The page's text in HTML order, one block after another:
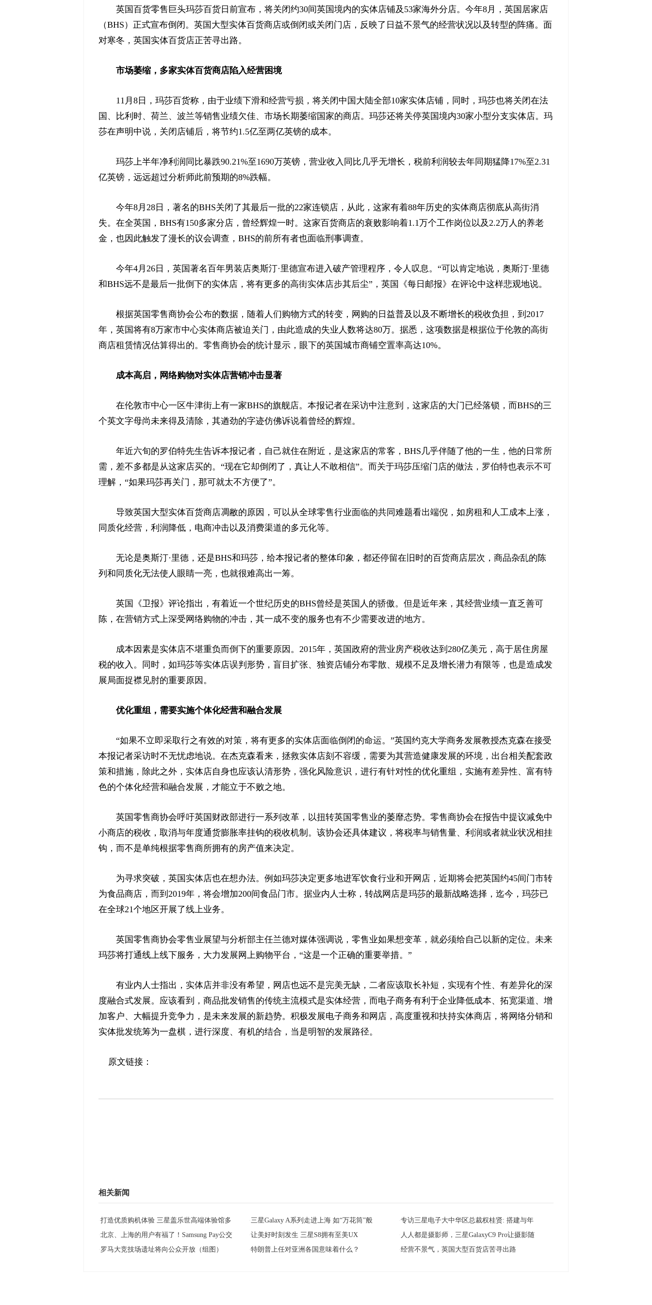
英国百货零售巨头玛莎百货日前宣布，将关闭约30间英国境内的实体店铺及53家海外分店。今年8月，英国居家店
（BHS）正式宣布倒闭。英国大型实体百货商店或倒闭或关闭门店，反映了日益不景气的经营状况以及转型的阵痛。面
对寒冬，英国实体百货店正苦寻出路。
市场萎缩，多家实体百货商店陷入经营困境
11月8日，玛莎百货称，由于业绩下滑和经营亏损，将关闭中国大陆全部10家实体店铺，同时，玛莎也将关闭在法
国、比利时、荷兰、波兰等销售业绩欠佳、市场长期萎缩国家的商店。玛莎还将关停英国境内30家小型分支实体店。玛
莎在声明中说，关闭店铺后，将节约1.5亿至两亿英镑的成本。
玛莎上半年净利润同比暴跌90.21%至1690万英镑，营业收入同比几乎无增长，税前利润较去年同期猛降17%至2.31
亿英镑，远远超过分析师此前预期的8%跌幅。
今年8月28日，著名的BHS关闭了其最后一批的22家连锁店，从此，这家有着88年历史的实体商店彻底从高街消
失。在全英国，BHS有150多家分店，曾经辉煌一时。这家百货商店的衰败影响着1.1万个工作岗位以及2.2万人的养老
金，也因此触发了漫长的议会调查，BHS的前所有者也面临刑事调查。
今年4月26日，英国著名百年男装店奥斯汀·里德宣布进入破产管理程序，令人叹息。“可以肯定地说，奥斯汀·里德
和BHS远不是最后一批倒下的实体店，将有更多的高街实体店步其后尘”，英国《每日邮报》在评论中这样悲观地说。
根据英国零售商协会公布的数据，随着人们购物方式的转变，网购的日益普及以及不断增长的税收负担，到2017
年，英国将有8万家市中心实体商店被迫关门，由此造成的失业人数将达80万。据悉，这项数据是根据位于伦敦的高街
商店租赁情况估算得出的。零售商协会的统计显示，眼下的英国城市商铺空置率高达10%。
成本高启，网络购物对实体店营销冲击显著
在伦敦市中心一区牛津街上有一家BHS的旗舰店。本报记者在采访中注意到，这家店的大门已经落锁，而BHS的三
个英文字母尚未来得及清除，其遒劲的字迹仿佛诉说着曾经的辉煌。
年近六旬的罗伯特先生告诉本报记者，自己就住在附近，是这家店的常客，BHS几乎伴随了他的一生，他的日常所
需，差不多都是从这家店买的。“现在它却倒闭了，真让人不敢相信”。而关于玛莎压缩门店的做法，罗伯特也表示不可
理解，“如果玛莎再关门，那可就太不方便了”。
导致英国大型实体百货商店凋敝的原因，可以从全球零售行业面临的共同难题看出端倪，如房租和人工成本上涨，
同质化经营，利润降低，电商冲击以及消费渠道的多元化等。
无论是奥斯汀·里德，还是BHS和玛莎，给本报记者的整体印象，都还停留在旧时的百货商店层次，商品杂乱的陈
列和同质化无法使人眼睛一亮，也就很难高出一筹。
英国《卫报》评论指出，有着近一个世纪历史的BHS曾经是英国人的骄傲。但是近年来，其经营业绩一直乏善可
陈，在营销方式上深受网络购物的冲击，其一成不变的服务也有不少需要改进的地方。
成本因素是实体店不堪重负而倒下的重要原因。2015年，英国政府的营业房产税收达到280亿美元，高于居住房屋
税的收入。同时，如玛莎等实体店误判形势，盲目扩张、独资店铺分布零散、规模不足及增长潜力有限等，也是造成发
展局面捉襟见肘的重要原因。
优化重组，需要实施个体化经营和融合发展
“如果不立即采取行之有效的对策，将有更多的实体店面临倒闭的命运。”英国约克大学商务发展教授杰克森在接受
本报记者采访时不无忧虑地说。在杰克森看来，拯救实体店刻不容缓，需要为其营造健康发展的环境，出台相关配套政
策和措施，除此之外，实体店自身也应该认清形势，强化风险意识，进行有针对性的优化重组，实施有差异性、富有特
色的个体化经营和融合发展，才能立于不败之地。
英国零售商协会呼吁英国财政部进行一系列改革，以扭转英国零售业的萎靡态势。零售商协会在报告中提议减免中
小商店的税收，取消与年度通货膨胀率挂钩的税收机制。该协会还具体建议，将税率与销售量、利润或者就业状况相挂
钩，而不是单纯根据零售商所拥有的房产值来决定。
为寻求突破，英国实体店也在想办法。例如玛莎决定更多地进军饮食行业和开网店，近期将会把英国约45间门市转
为食品商店，而到2019年，将会增加200间食品门市。据业内人士称，转战网店是玛莎的最新战略选择，迄今，玛莎已
在全球21个地区开展了线上业务。
英国零售商协会零售业展望与分析部主任兰德对媒体强调说，零售业如果想变革，就必须给自己以新的定位。未来
玛莎将打通线上线下服务，大力发展网上购物平台，“这是一个正确的重要举措。”
有业内人士指出，实体店并非没有希望，网店也远不是完美无缺，二者应该取长补短，实现有个性、有差异化的深
度融合式发展。应该看到，商品批发销售的传统主流模式是实体经营，而电子商务有利于企业降低成本、拓宽渠道、增
加客户、大幅提升竞争力，是未来发展的新趋势。积极发展电子商务和网店，高度重视和扶持实体商店，将网络分销和
实体批发统筹为一盘棋，进行深度、有机的结合，当是明智的发展路径。
原文链接：
相关新闻
·打造优质购机体验 三星盖乐世高端体验馆多 ·三星Galaxy A系列走进上海 如“万花筒”般 ·专访三星电子大中华区总裁权桂贤: 搭建与年
·北京、上海的用户有福了！Samsung Pay公交 ·让美好时刻发生 三星S8拥有至美UX · 人人都是摄影师，三星GalaxyC9 Pro让摄影随
·罗马大竞技场遗址将向公众开放（组图） ·特朗普上任对亚洲各国意味着什么？ ·经营不景气，英国大型百货店苦寻出路